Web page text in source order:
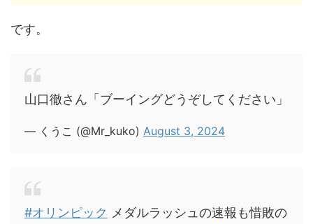
です。
山口徹さん「ブーイングどうぞしてください」
— くうこ (@Mr_kuko) August 3, 2024
#オリンピック メダルラッシュの速報も惜敗の